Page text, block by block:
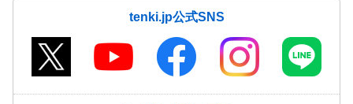
tenki.jp公式SNS